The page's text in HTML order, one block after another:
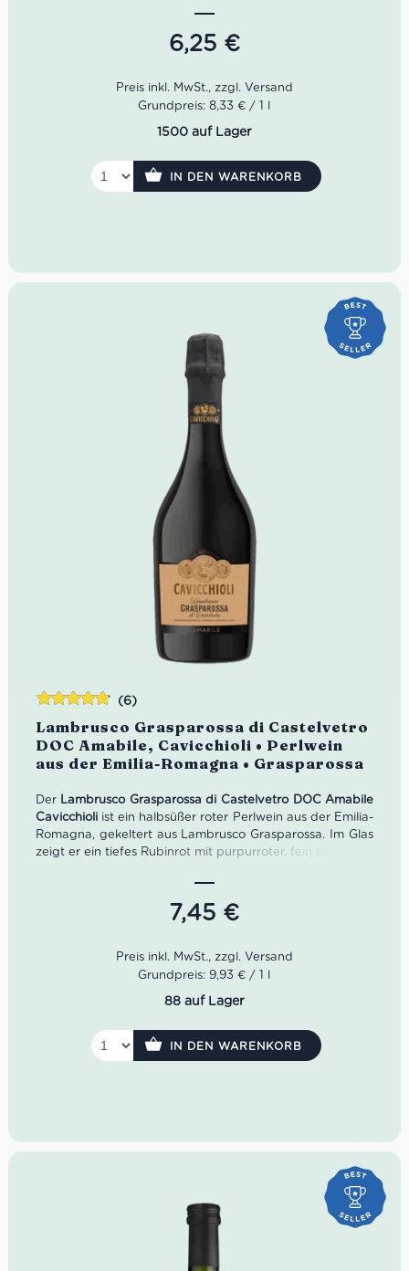
Akzenten. Am Gaumen wirkt dieser Prosecco frisch, leicht
amabile und harmonisch – ein zugänglicher, fein
perlender Begleiter für Aperitivo, Antipasti und leichte
Prosecco Frizzante online kaufen möchten, der Frische,
Leichtigkeit und typische norditalienische Aperitivo-
6,25 €
Grundpreis: 8,33 € / 1 l
1500 auf Lager
IN DEN WARENKORB
Lambrusco Grasparossa di Castelvetro
DOC Amabile, Cavicchioli • Perlwein
aus der Emilia-Romagna • Grasparossa
(6)
Der Lambrusco Grasparossa di Castelvetro DOC Amabile
Cavicchioliist ein halbsüßer roter Perlwein aus der Emilia-
Romagna, gekeltert aus Lambrusco Grasparossa. Im Glas
zeigt er ein tiefes Rubinrot mit purpurroter, fein perlender
schwarze Beeren. Am Gaumen wirkt er fruchtig,
harmonisch und angenehm süßlich, mit Noten von
Brombeere, schwarzer Johannisbeere und Granatapfel –
frittiertem Gemüse, Meeresfrüchten und würzigeren
7,45 €
Bewertet
mit4.83
von 5
Grundpreis: 9,93 € / 1 l
88 auf Lager
IN DEN WARENKORB